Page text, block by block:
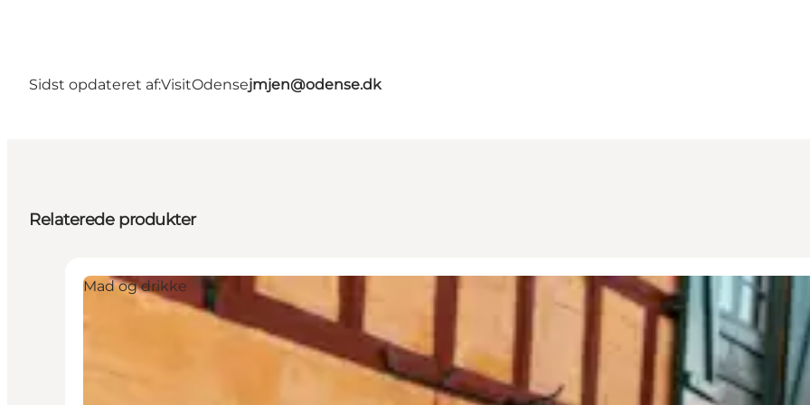
Sidst opdateret af:VisitOdensejmjen@odense.dk
Relaterede produkter
Mad og drikke